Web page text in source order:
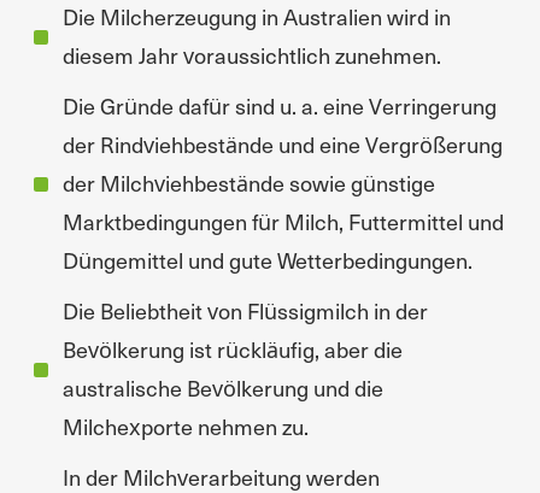
Die Milcherzeugung in Australien wird in
diesem Jahr voraussichtlich zunehmen.
Die Gründe dafür sind u. a. eine Verringerung
der Rindviehbestände und eine Vergrößerung
der Milchviehbestände sowie günstige
Marktbedingungen für Milch, Futtermittel und
Düngemittel und gute Wetterbedingungen.
Die Beliebtheit von Flüssigmilch in der
Bevölkerung ist rückläufig, aber die
australische Bevölkerung und die
Milchexporte nehmen zu.
In der Milchverarbeitung werden